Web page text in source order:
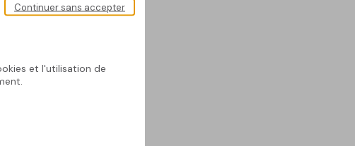
et l'utilisation de
Continuer sans accepter